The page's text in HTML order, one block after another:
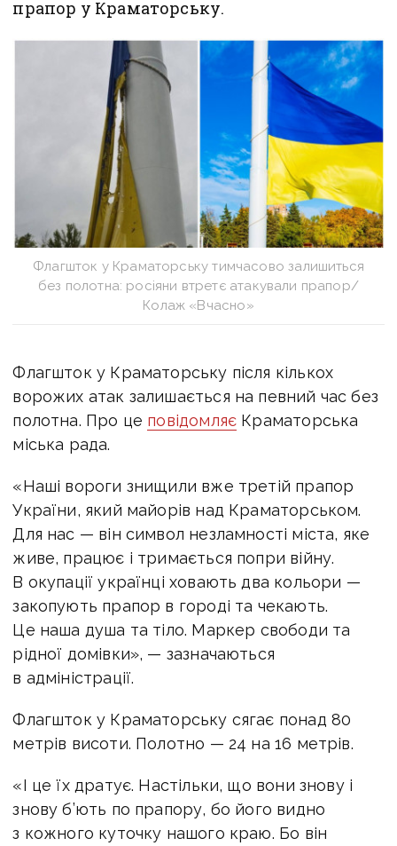
прапор у Краматорську.
Флагшток у Краматорську тимчасово залишиться
без полотна: росіяни втретє атакували прапор/
Колаж «Вчасно»
Флагшток у Краматорську після кількох
ворожих атак залишається на певний час без
полотна. Про це повідомляє Краматорська
міська рада.
«Наші вороги знищили вже третій прапор
України, який майорів над Краматорськом.
Для нас — він символ незламності міста, яке
живе, працює і тримається попри війну.
В окупації українці ховають два кольори —
закопують прапор в городі та чекають.
Це наша душа та тіло. Маркер свободи та
рідної домівки», — зазначаються
в адміністрації.
Флагшток у Краматорську сягає понад 80
метрів висоти. Полотно — 24 на 16 метрів.
«І це їх дратує. Настільки, що вони знову і
знову б’ють по прапору, бо його видно
з кожного куточку нашого краю. Бо він